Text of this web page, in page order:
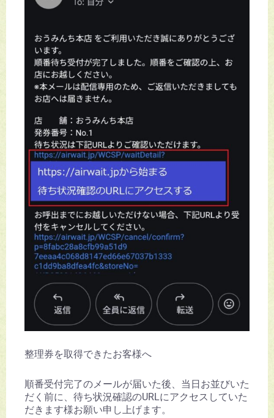
整理券を取得できたお客様へ
順番受付完了のメールが届いた後、当日お並びいた
だく前に、待ち状況確認のURLにアクセスしていた
だきます様お願い申し上げます。